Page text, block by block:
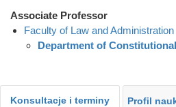
Associate Professor
Faculty of Law and Administration
Department of
Konsultacje i terminy Profil